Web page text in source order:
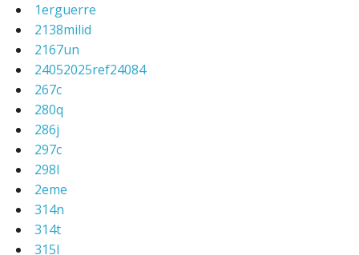
1erguerre
2138milid
2167un
24052025ref24084
267c
280q
286j
297c
298l
2eme
314n
314t
315l